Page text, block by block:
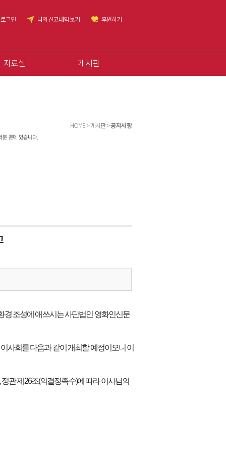
로그인 나의 신고내역 보기 후원하기
자료실 게시판
HOME > 게시판 >공지사항
조성에 애쓰시는 사단법인 영화인신문
사회를 다음과 같이 개최할 예정이오니 이
관 제26조(의결정족수)에 따라 이사님의